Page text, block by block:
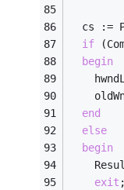
cs :=
if
begin
end
else
begin
exit ;